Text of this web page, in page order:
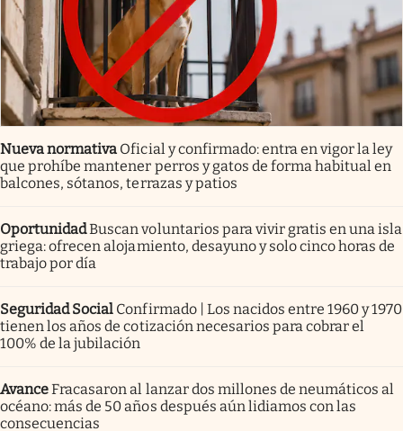
Nueva normativa Oficial y confirmado: entra en vigor la ley
que prohíbe mantener perros y gatos de forma habitual en
balcones, sótanos, terrazas y patios
OportunidadBuscan voluntarios para vivir gratis en una isla
griega: ofrecen alojamiento, desayuno y solo cinco horas de
trabajo por día
Seguridad Social Confirmado | Los nacidos entre 1960 y 1970
tienen los años de cotización necesarios para cobrar el
100% de la jubilación
AvanceFracasaron al lanzar dos millones de neumáticos al
océano: más de 50 años después aún lidiamos con las
consecuencias